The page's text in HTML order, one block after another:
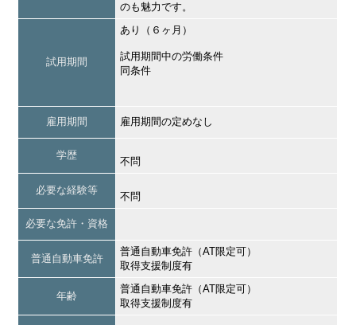
のも魅力です。
試用期間
あり（６ヶ月）
試用期間中の労働条件
同条件
雇用期間 雇用期間の定めなし
学歴
不問
必要な経験等
不問
必要な免許・資格
普通自動車免許
普通自動車免許（AT限定可）
取得支援制度有
年齢
普通自動車免許（AT限定可）
取得支援制度有